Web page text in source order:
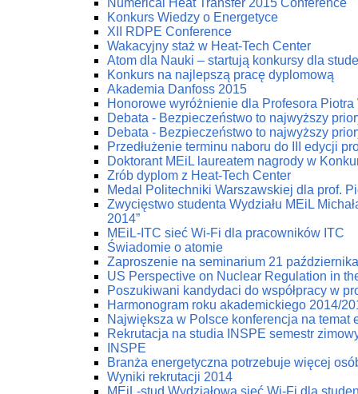
Numerical Heat Transfer 2015 Conference
Konkurs Wiedzy o Energetyce
XII RDPE Conference
Wakacyjny staż w Heat-Tech Center
Atom dla Nauki – startują konkursy dla
Konkurs na najlepszą pracę dyplomową
Akademia Danfoss 2015
Honorowe wyróżnienie dla Profesora
Debata - Bezpieczeństwo to najwyższy
Debata - Bezpieczeństwo to najwyższy
Przedłużenie terminu naboru do III edycji
Doktorant MEiL laureatem nagrody w
Zrób dyplom z Heat-Tech Center
Medal Politechniki Warszawskiej dla prof.
Zwycięstwo studenta Wydziału MEiL
2014”
MEiL-ITC sieć Wi-Fi dla pracowników ITC
Świadomie o atomie
Zaproszenie na seminarium 21 października
US Perspective on Nuclear Regulation in
Poszukiwani kandydaci do współpracy w
Harmonogram roku akademickiego 2014/
Największa w Polsce konferencja na temat
Rekrutacja na studia INSPE semestr
INSPE
Branża energetyczna potrzebuje więcej
Wyniki rekrutacji 2014
MEiL-stud Wydziałowa sieć Wi-Fi dla